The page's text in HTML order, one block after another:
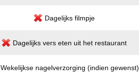
Dagelijks filmpje
Dagelijks vers eten uit het restaurant
Wekelijkse nagelverzorging (indien gewenst)